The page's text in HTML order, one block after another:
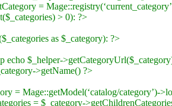
=
> 0): ?>
as $_category): ?>
echo $_helper-
>getName() ?>
= Mage::getModel(‘catalog/category’)-
= $_category-